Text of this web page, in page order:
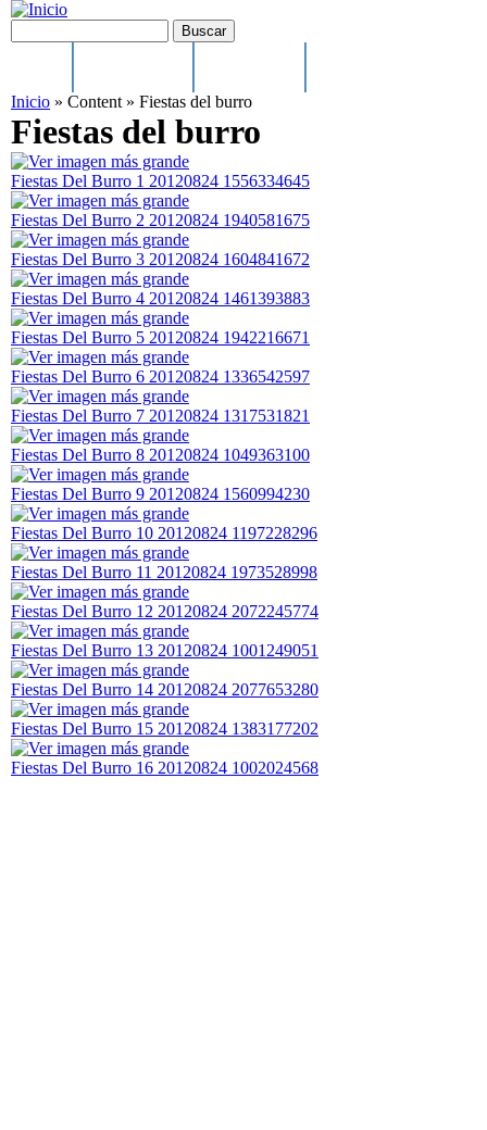
Pasar al contenido principal
Formulario de búsqueda
Inicio » Content » Fiestas del burro
Fiestas del burro
Fiestas Del Burro 1 20120824 1556334645
Fiestas Del Burro 2 20120824 1940581675
Fiestas Del Burro 3 20120824 1604841672
Fiestas Del Burro 4 20120824 1461393883
Fiestas Del Burro 5 20120824 1942216671
Fiestas Del Burro 6 20120824 1336542597
Fiestas Del Burro 7 20120824 1317531821
Fiestas Del Burro 8 20120824 1049363100
Fiestas Del Burro 9 20120824 1560994230
Fiestas Del Burro 10 20120824 1197228296
Fiestas Del Burro 11 20120824 1973528998
Fiestas Del Burro 12 20120824 2072245774
Fiestas Del Burro 13 20120824 1001249051
Fiestas Del Burro 14 20120824 2077653280
Fiestas Del Burro 15 20120824 1383177202
Fiestas Del Burro 16 20120824 1002024568